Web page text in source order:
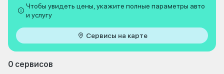
Чтобы увидеть цены, укажите полные параметры авто
и услугу
Сервисы на карте
0 сервисов